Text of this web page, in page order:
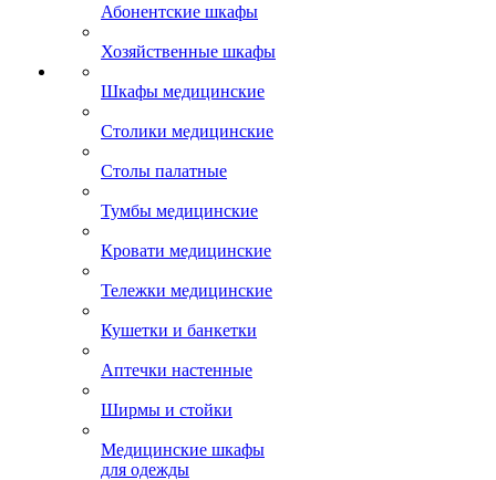
Абонентские шкафы
Хозяйственные шкафы
Шкафы медицинские
Столики медицинские
Столы палатные
Тумбы медицинские
Кровати медицинские
Тележки медицинские
Кушетки и банкетки
Аптечки настенные
Ширмы и стойки
Медицинские шкафы
для одежды